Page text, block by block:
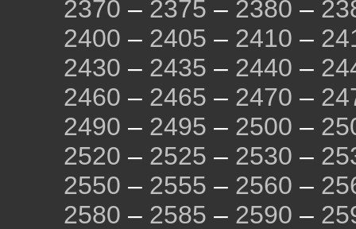
2370 – 2375 – 2380 –
2400 – 2405 – 2410 –
2430 – 2435 – 2440 –
2460 – 2465 – 2470 –
2490 – 2495 – 2500 –
2520 – 2525 – 2530 –
2550 – 2555 – 2560 –
2580 – 2585 – 2590 –